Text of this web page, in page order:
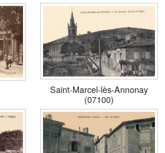
Saint-Marcel-lès-Annonay
(07100)